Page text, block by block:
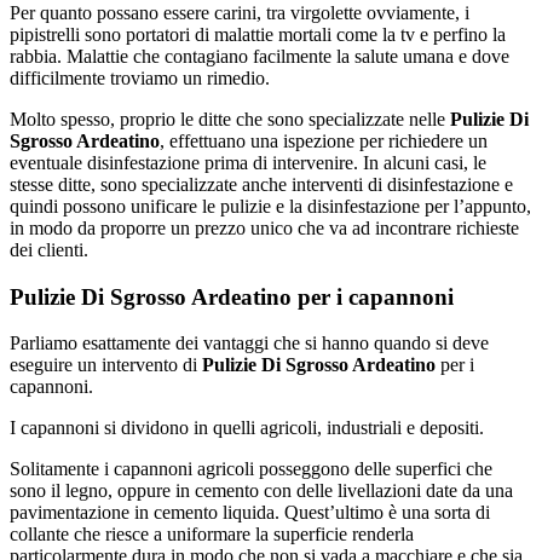
Per quanto possano essere carini, tra virgolette ovviamente, i
pipistrelli sono portatori di malattie mortali come la tv e perfino la
rabbia. Malattie che contagiano facilmente la salute umana e dove
difficilmente troviamo un rimedio.
Molto spesso, proprio le ditte che sono specializzate nelle Pulizie Di
Sgrosso Ardeatino, effettuano una ispezione per richiedere un
eventuale disinfestazione prima di intervenire. In alcuni casi, le
stesse ditte, sono specializzate anche interventi di disinfestazione e
quindi possono unificare le pulizie e la disinfestazione per l’appunto,
in modo da proporre un prezzo unico che va ad incontrare richieste
dei clienti.
Pulizie Di Sgrosso Ardeatino per i capannoni
Parliamo esattamente dei vantaggi che si hanno quando si deve
eseguire un intervento di Pulizie Di Sgrosso Ardeatino per i
capannoni.
I capannoni si dividono in quelli agricoli, industriali e depositi.
Solitamente i capannoni agricoli posseggono delle superfici che
sono il legno, oppure in cemento con delle livellazioni date da una
pavimentazione in cemento liquida. Quest’ultimo è una sorta di
collante che riesce a uniformare la superficie renderla